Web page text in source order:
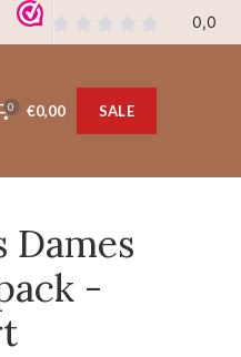
0 €0,00 SALE
-